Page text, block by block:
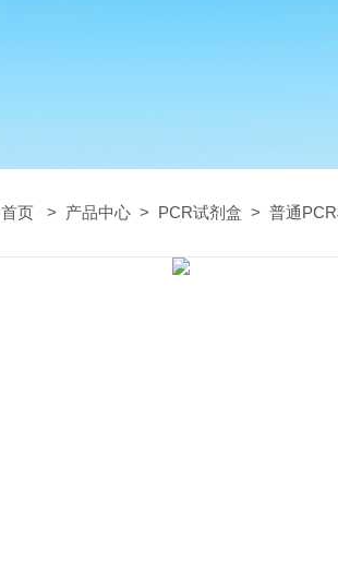
首页 > 产品中心 > PCR试剂盒 > 普通